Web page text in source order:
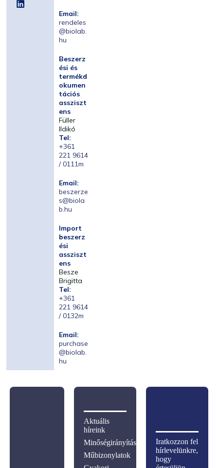
Email:
rendeles
@biolab.
hu
Beszerz
ési és
termékd
okumen
tációs
assziszt
ens
Füller
Ildikó
Tel:
+361
221 9614
/ 0111m
Email:
beszerze
s@biola
b.hu
Import
beszerz
ési
assziszt
ens
Besze
Brigitta
Tel:
+361
221 9614
/ 0132m
Email:
purchase
@biolab.
hu
Iratkozzon fel
hírlevelünkre,
hogy
Aktuális
híreink
Minőségirányítás
Műbizonylatok